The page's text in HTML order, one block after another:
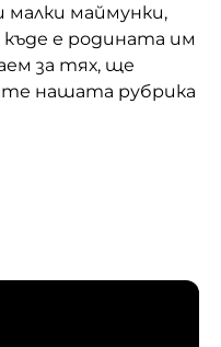
малки маймунки,
къде е родината им
за тях, ще
нашата рубрика